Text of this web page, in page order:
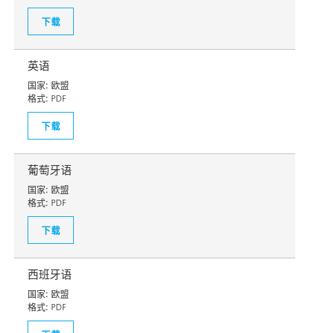
下载
英语
国家: 欧盟
格式: PDF
下载
葡萄牙语
国家: 欧盟
格式: PDF
下载
西班牙语
国家: 欧盟
格式: PDF